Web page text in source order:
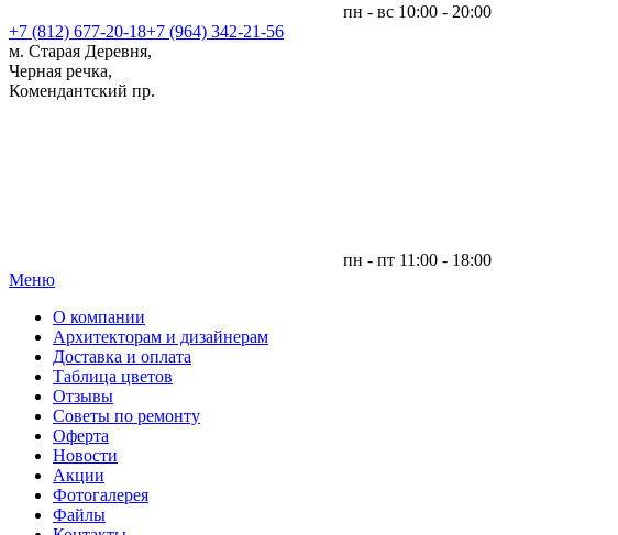
пн - вс 10:00 - 20:00
+7 (812) 677-20-18+7 (964) 342-21-56
м. Старая Деревня,
Черная речка,
Комендантский пр.
пн - пт 11:00 - 18:00
Меню|
О компании
Архитекторам и дизайнерам
Доставка и оплата
Таблица цветов
Отзывы
Советы по ремонту
Оферта
Новости
Акции
Фотогалерея
Файлы